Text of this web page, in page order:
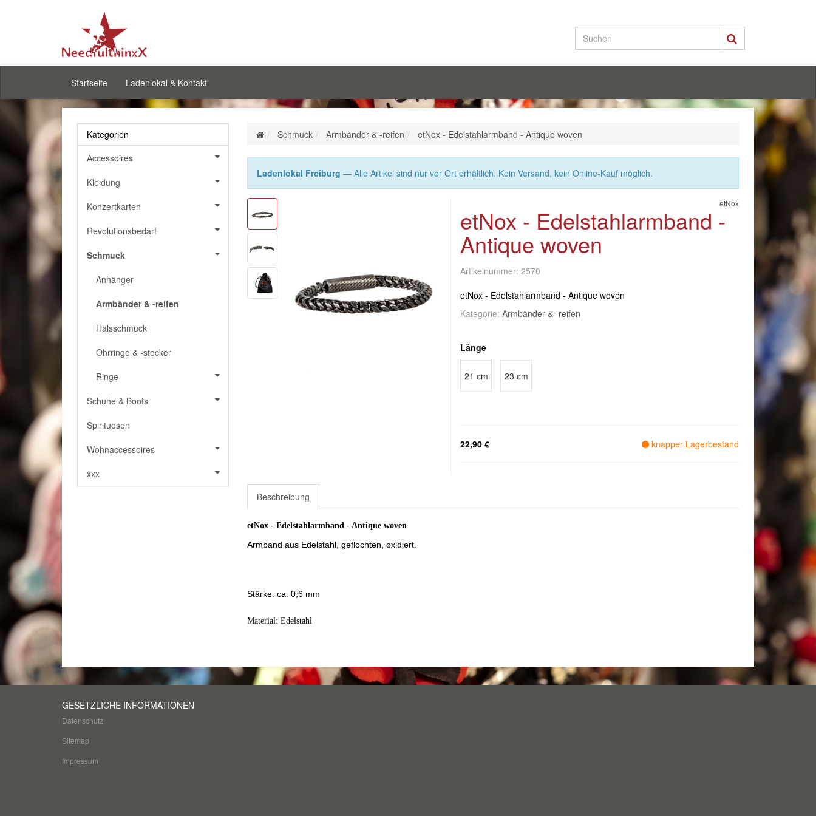
Startseite Ladenlokal & Kontakt
Schmuck Armbänder & -reifen etNox - Edelstahlarmband - Antique woven
Ladenlokal Freiburg — Alle Artikel sind nur vor Ort erhältlich. Kein Versand, kein Online-Kauf möglich.
etNox
etNox - Edelstahlarmband -
Antique woven
Artikelnummer: 2570
etNox - Edelstahlarmband - Antique woven
Kategorie: Armbänder & -reifen
Länge
21 cm 23 cm
22,90 € knapper Lagerbestand
Beschreibung
etNox - Edelstahlarmband - Antique woven
Armband aus Edelstahl, geflochten, oxidiert.
Stärke: ca. 0,6 mm
Material: Edelstahl
Kategorien
Accessoires
Kleidung
Konzertkarten
Revolutionsbedarf
Schmuck
Anhänger
Armbänder & -reifen
Halsschmuck
Ohrringe & -stecker
Ringe
Schuhe & Boots
Spirituosen
Wohnaccessoires
xxx
GESETZLICHE INFORMATIONEN
Datenschutz
Sitemap
Impressum